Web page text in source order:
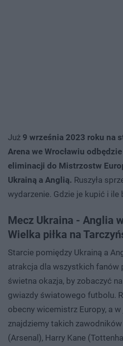
Już 9 września 2023 roku na
Arena we Wrocławiu
eliminacji do Mistrzostw
Ukrainą a Anglią. Ruszyła
wydarzenie. Gdzie je kupić i
Mecz Ukraina - Anglia
Wielka piłka na
Starcie pomiędzy Ukrainą a
atrakcja dla wszystkich fanów
świetna okazja, by zobaczyć
gwiazdy światowego futbolu.
obecny wicemistrz Europy, a
znajdziemy takich
(Arsenal), Harry Kane